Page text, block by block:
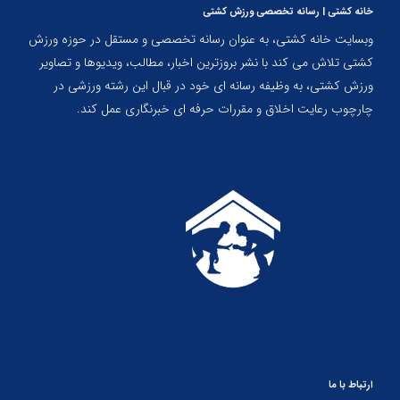
خانه کشتی | رسانه تخصصی ورزش کشتی
وبسایت خانه کشتی، به عنوان رسانه تخصصی و مستقل در حوزه ورزش
کشتی تلاش می کند با نشر بروزترین اخبار، مطالب، ویدیوها و تصاویر
ورزش کشتی، به وظیفه رسانه ای خود در قبال این رشته ورزشی در
چارچوب رعایت اخلاق و مقررات حرفه ای خبرنگاری عمل کند.
ارتباط با ما